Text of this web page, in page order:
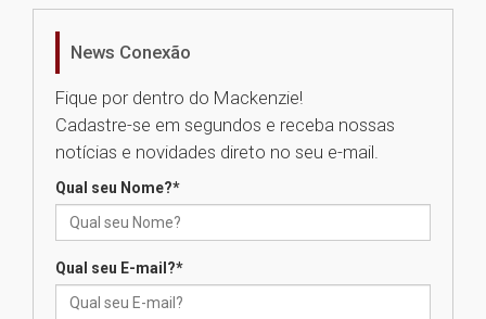
Como o Colégio Mackenzie
Brasília prepara seus
estudantes para o PAS antes
Como os pais podem investir
News Conexão
Fique por dentro do Mackenzie!
Cadastre-se em segundos e receba nossas
notícias e novidades direto no seu e-mail.
Qual seu Nome?*
Qual seu E-mail?*